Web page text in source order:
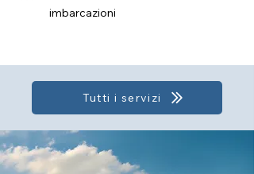
imbarcazioni
Tutti i servizi